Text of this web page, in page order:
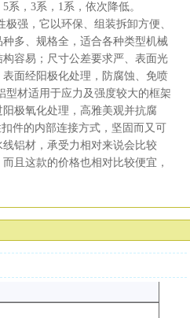
系，3系，1系，依次降低。
强，它以环保、组装拆卸方便、
多、规格全，适合各种类型机械
容易；尺寸公差要求严、表面光
面经阳极化处理，防腐蚀、免喷
型材适用于应力及强度较大的框架
极氧化处理，高雅美观并抗腐
件的内部连接方式，坚固而又可
铝材，承受力相对来说会比较
且这款的价格也相对比较便宜，